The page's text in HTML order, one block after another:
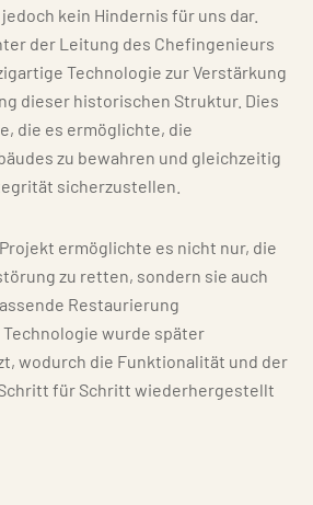
kein Hindernis für uns dar.
der Leitung des Chefingenieurs
Technologie zur Verstärkung
dieser historischen Struktur. Dies
die es ermöglichte, die
zu bewahren und gleichzeitig
sicherzustellen.
ermöglichte es nicht nur, die
zu retten, sondern sie auch
Restaurierung
wurde später
wodurch die Funktionalität und der
Schritt für Schritt wiederhergestellt